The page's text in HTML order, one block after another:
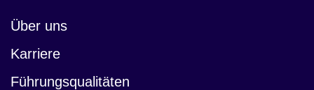
Über uns
Karriere
Führungsqualitäten